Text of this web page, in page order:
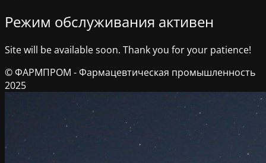
Режим обслуживания активен
Site will be available soon. Thank you for your patience!
© ФАРМПРОМ - Фармацевтическая промышленность
2025